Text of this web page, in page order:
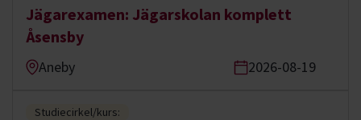
Jägarexamen: Jägarskolan komplett
Åsensby
Aneby 2026-08-19
Studiecirkel/kurs: